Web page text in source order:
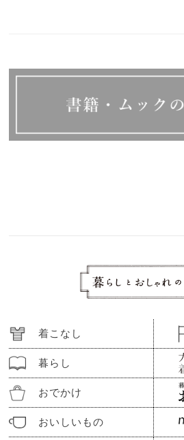
着こなし
暮らし
おでかけ
おいしいもの